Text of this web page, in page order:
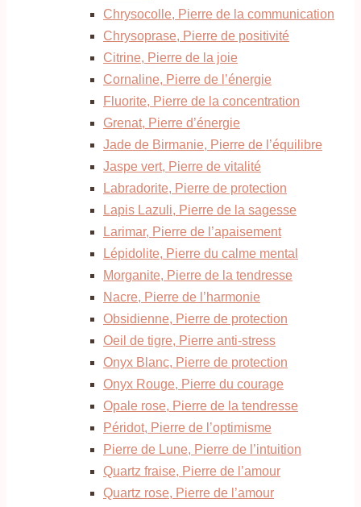
Chrysocolle, Pierre de la communication
Chrysoprase, Pierre de positivité
Citrine, Pierre de la joie
Cornaline, Pierre de l’énergie
Fluorite, Pierre de la concentration
Grenat, Pierre d’énergie
Jade de Birmanie, Pierre de l’équilibre
Jaspe vert, Pierre de vitalité
Labradorite, Pierre de protection
Lapis Lazuli, Pierre de la sagesse
Larimar, Pierre de l’apaisement
Lépidolite, Pierre du calme mental
Morganite, Pierre de la tendresse
Nacre, Pierre de l’harmonie
Obsidienne, Pierre de protection
Oeil de tigre, Pierre anti-stress
Onyx Blanc, Pierre de protection
Onyx Rouge, Pierre du courage
Opale rose, Pierre de la tendresse
Péridot, Pierre de l’optimisme
Pierre de Lune, Pierre de l’intuition
Quartz fraise, Pierre de l’amour
Quartz rose, Pierre de l’amour